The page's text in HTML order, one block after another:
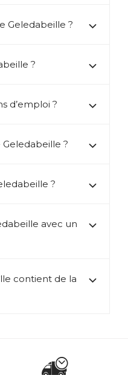
Geledabeille ?
?
d’emploi ?
?
?
avec un
contient de la